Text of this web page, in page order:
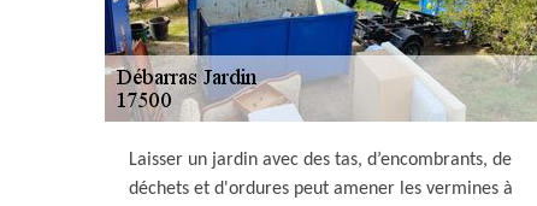
Laisser un jardin avec des tas, d’encombrants, de
déchets et d'ordures peut amener les vermines à